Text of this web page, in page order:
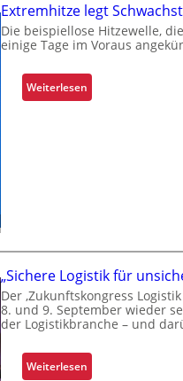
Extremhitze legt
Die beispiellose Hitzewelle,
einige Tage im Voraus
Weiterlesen
E
t
z
e
l
e
„Sichere Logistik für
Der ‚Zukunftskongress
8. und 9. September wieder
der Logistikbranche – und
Weiterlesen